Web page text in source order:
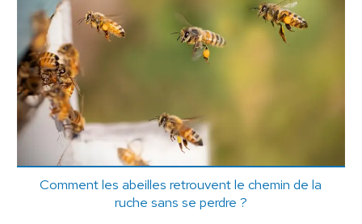
Comment les abeilles retrouvent le chemin de la
ruche sans se perdre ?